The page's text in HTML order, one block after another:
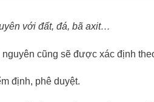
với đất, đá, bã axit…
nguyên cũng sẽ được xác định
định, phê duyệt.